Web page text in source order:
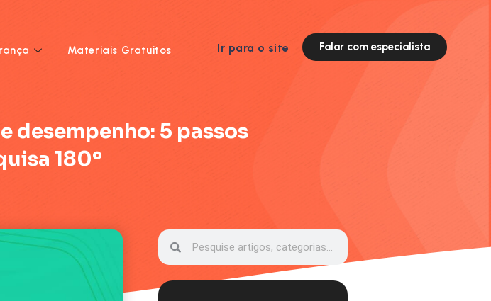
Materiais Gratuitos Ir para o site Falar com especialista
desempenho: 5 passos
180º